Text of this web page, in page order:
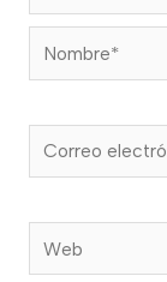
Nombre*
Correo
electrónico*
Web